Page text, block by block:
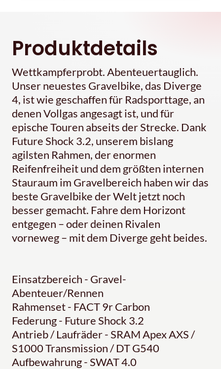
Produktdetails
Wettkampferprobt. Abenteuertauglich.
Unser neuestes Gravelbike, das Diverge
4, ist wie geschaffen für Radsporttage, an
denen Vollgas angesagt ist, und für
epische Touren abseits der Strecke. Dank
Future Shock 3.2, unserem bislang
agilsten Rahmen, der enormen
Reifenfreiheit und dem größten internen
Stauraum im Gravelbereich haben wir das
beste Gravelbike der Welt jetzt noch
besser gemacht. Fahre dem Horizont
entgegen – oder deinen Rivalen
vorneweg – mit dem Diverge geht beides.
Einsatzbereich - Gravel-
Abenteuer/Rennen
Rahmenset - FACT 9r Carbon
Federung - Future Shock 3.2
Antrieb / Laufräder - SRAM Apex AXS /
S1000 Transmission / DT G540
Aufbewahrung - SWAT 4.0